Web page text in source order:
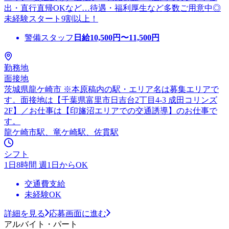
出・直行直帰OKなど…待遇・福利厚生など多数ご用意中◎
未経験スタート9割以上！
警備スタッフ 日給10,500円〜11,500円
勤務地
面接地
茨城県龍ケ崎市 ※本原稿内の駅・エリア名は募集エリアで
す。面接地は【千葉県富里市日吉台2丁目4-3 成田コリンズ
2F】／お仕事は【印旛沼エリアでの交通誘導】のお仕事で
す。
龍ケ崎市駅、竜ケ崎駅、佐貫駅
シフト
1日8時間 週1日からOK
交通費支給
未経験OK
詳細を見る
応募画面に進む
アルバイト・パート